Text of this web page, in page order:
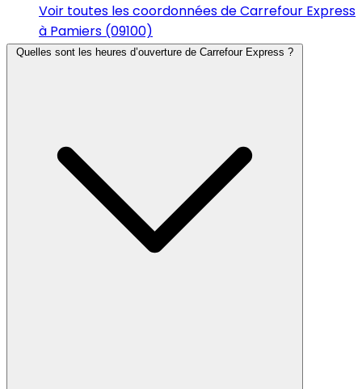
Voir toutes les coordonnées de Carrefour Express
à Pamiers (09100)
Quelles sont les heures d’ouverture de Carrefour Express ?